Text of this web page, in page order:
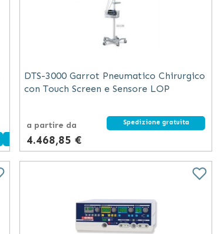
Dispositivo medico
DTS-3000 Garrot Pneumatico Chirurgico
con Touch Screen e Sensore LOP
a partire da
4.468,85 €
Spedizione gratuita